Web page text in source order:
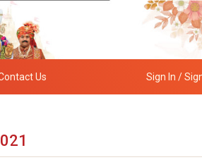
Us Sign In /